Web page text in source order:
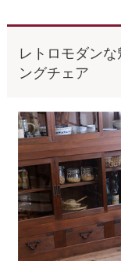
レトロモダン
ングチェア